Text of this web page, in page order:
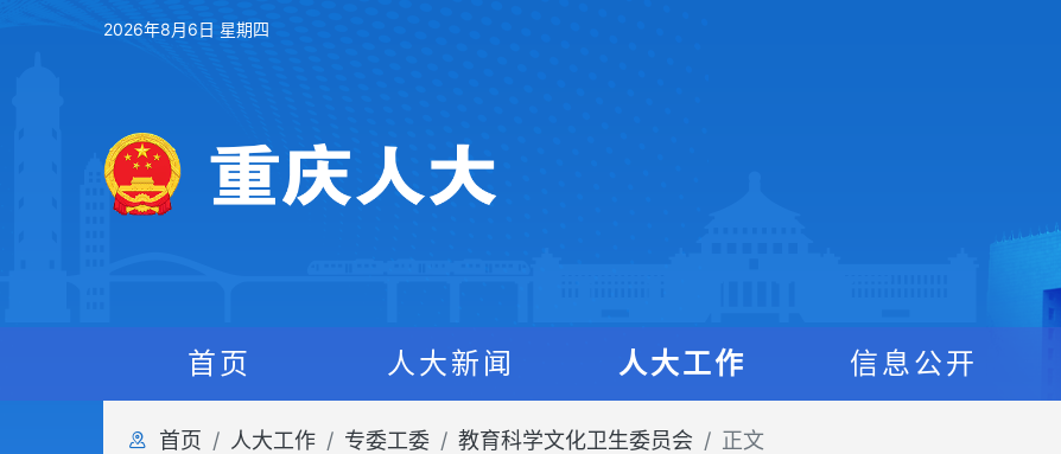
2026年8月6日 星期四
首页 人大新闻 人大工作 信息公开
首页 人大工作 专委工委 教育科学文化卫生委员会 正文